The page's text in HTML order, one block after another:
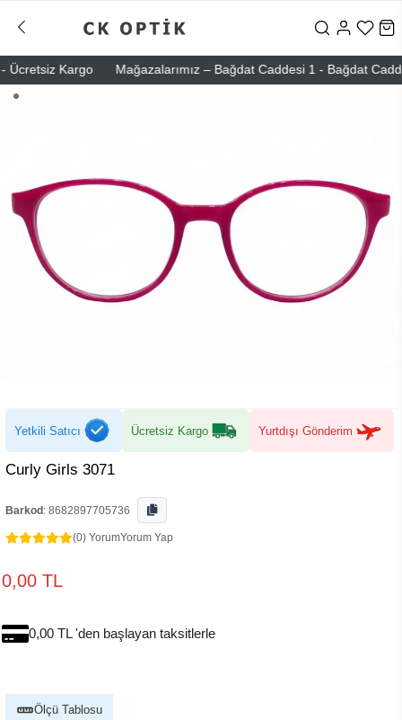
Kargo Mağazalarımız – Bağdat Caddesi 1 - Bağdat
Yetkili Satıcı Ücretsiz Kargo Yurtdışı Gönderim
Curly Girls 3071
Barkod : 8682897705736
(0) YorumYorum Yap
0,00 TL
0,00 TL 'den başlayan taksitlerle
Ölçü Tablosu